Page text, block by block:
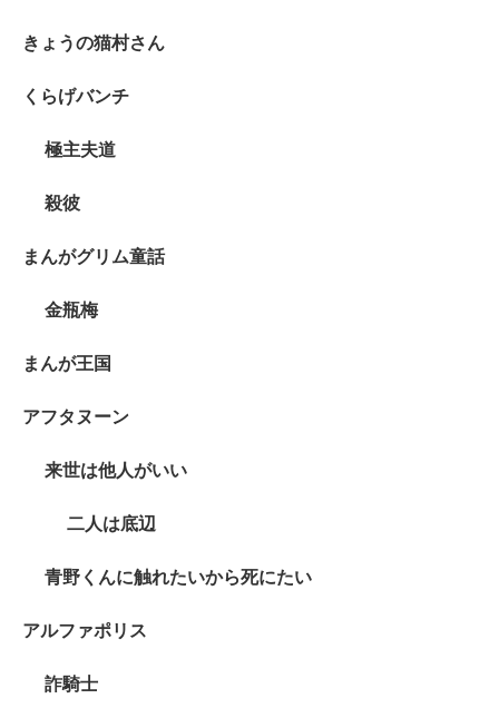
きょうの猫村さん
くらげバンチ
極主夫道
殺彼
まんがグリム童話
金瓶梅
まんが王国
アフタヌーン
来世は他人がいい
二人は底辺
青野くんに触れたいから死にたい
アルファポリス
詐騎士